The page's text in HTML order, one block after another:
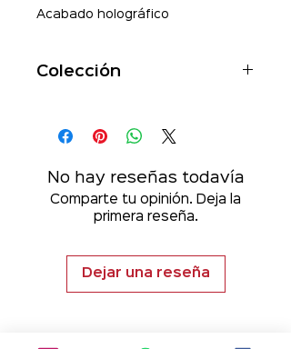
Acabado holográfico
Colección
No hay reseñas todavía
Comparte tu opinión. Deja la
primera reseña.
Dejar una reseña